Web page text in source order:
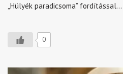
„Hülyék paradicsoma” fordítással…
0